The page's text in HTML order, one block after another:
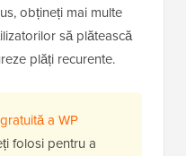
obțineți mai multe
să plătească
plăți recurente.
a WP
folosi pentru a